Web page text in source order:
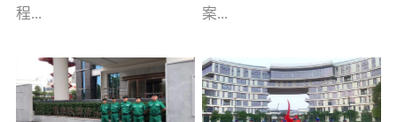
自动化生产设备和成熟的
选择源头源材料、严控产
品质量，我们每一批的生
产产品都经过严格的质检
空气治理项目顺利启航，
程...
案例【深圳安居乐寓】室
内空气治理项目深圳安居
案...
例(学校工装节选)广州南沙
小学(珠江湾校区)项目地